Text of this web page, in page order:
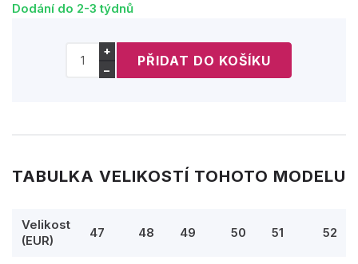
Dodání do 2-3 týdnů
+
−
TABULKA VELIKOSTÍ TOHOTO MODELU
Velikost
(EUR)
47 48 49 50 51 52